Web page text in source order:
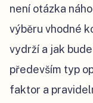
není otázka
výběru vhodné
vydrží a jak
především typ
faktor a